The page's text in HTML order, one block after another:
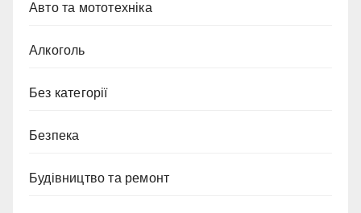
Авто та мототехніка
Алкоголь
Без категорії
Безпека
Будівництво та ремонт